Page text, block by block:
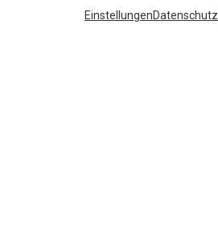
EinstellungenDatenschutz